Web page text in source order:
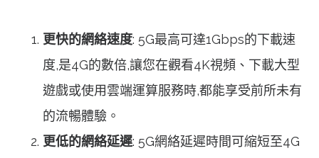
更快的網絡速度: 5G最高可達1Gbps的下載速
度,是4G的數倍,讓您在觀看4K視頻、下載大型
遊戲或使用雲端運算服務時,都能享受前所未有
的流暢體驗。
更低的網絡延遲: 5G網絡延遲時間可縮短至4G